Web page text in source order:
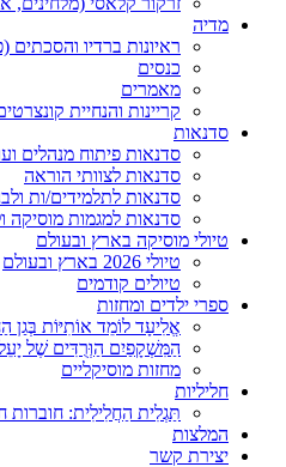
מדיה
ראיונות ברדיו
כנסים
מאמרים
קריינות והנחיית
סדנאות
סדנאות פיתוח מנהלים
סדנאות לצוותי הוראה
סדנאות לתלמידים/ות
סדנאות למגמות מוסיקה
טיולי מוסיקה בארץ ובעולם
טיולי 2026 בארץ ובעולם
טיולים קודמים
ספרי ילדים ומחזות
אֱלִיעָד לוֹמֵד אוֹתִיּוֹת בְּגַן
הַמִּשְׁקָפַיִם הַוְּרֻדִּים שֶׁל
מחזות מוסיקליים
חליליות
תַּגְלִית הַחֲלִילִית: חוברות
המלצות
יצירת קשר